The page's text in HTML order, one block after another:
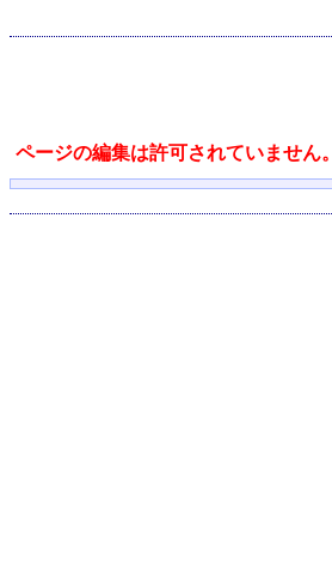
ページの編集は許可されていません。